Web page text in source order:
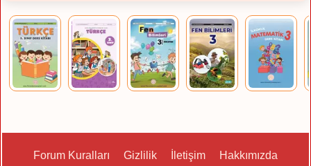
Forum Kuralları Gizlilik İletişim Hakkımızda